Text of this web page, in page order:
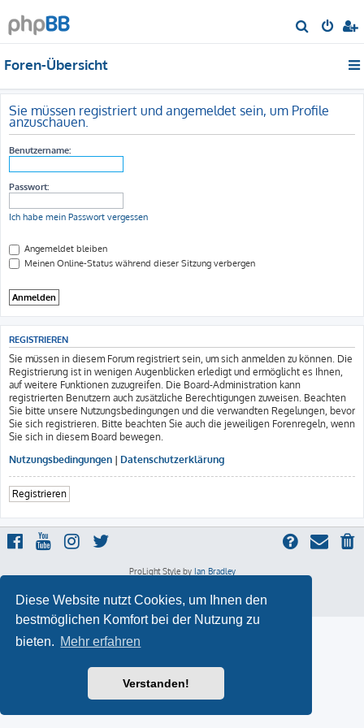
Diese Website nutzt Cookies, um Ihnen den
bestmöglichen Komfort bei der Nutzung zu
bieten. Mehr erfahren
Verstanden!
u
e
Foren-Übersicht
Sie müssen registriert und angemeldet sein, um Profile
anzuschauen.
Benutzername:
Passwort:
Ich habe mein Passwort vergessen
Angemeldet bleiben
Meinen Online-Status während dieser Sitzung verbergen
REGISTRIEREN
Sie müssen in diesem Forum registriert sein, um sich anmelden zu können. Die
Registrierung ist in wenigen Augenblicken erledigt und ermöglicht es Ihnen,
auf weitere Funktionen zuzugreifen. Die Board-Administration kann
registrierten Benutzern auch zusätzliche Berechtigungen zuweisen. Beachten
Sie bitte unsere Nutzungsbedingungen und die verwandten Regelungen, bevor
Sie sich registrieren. Bitte beachten Sie auch die jeweiligen Forenregeln, wenn
Sie sich in diesem Board bewegen.
Nutzungsbedingungen | Datenschutzerklärung
Registrieren
ProLight Style by Ian Bradley
Datenschutz|Nutzungsbedingungen